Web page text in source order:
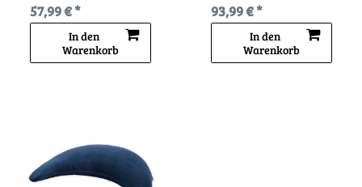
57,99 € *
In den
Warenkorb
93,99 € *
In den
Warenkorb